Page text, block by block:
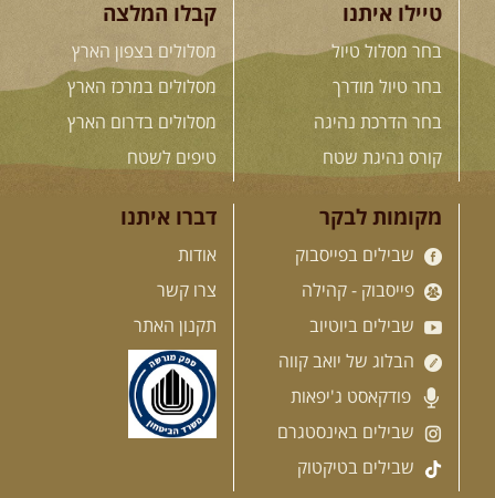
12-13.08.2026 רביעי-חמישי
בלדה בין כוכבים במכתש רמון-
בחרנו לילה מיוחד לטיול מיוחד!
השמיים יהיו נקיים, הכוכבים ...
[המשך]
14.08.2026 שישי- מעיינות
ואתגרים בצפון הרמה
מסלול חדש בצפון רמת הגולן בהובלת
[המשך]
15.08.2026 שבת- חדש! נופי
הגליל ונחל צלמון
נצא מצומת גולנו למסע שטח מרתק
בגליל. נבקר בקבר יתרו, ...
טיילו איתנו
בחר מסלול טיול
בחר טיול מודרך
בחר הדרכת נהיגה
קורס נהיגת שטח
קבלו המלצה
מסלולים בצפון הארץ
מסלולים במרכז הארץ
מסלולים בדרום הארץ
טיפים לשטח
מקומות לבקר
שבילים בפייסבוק
פייסבוק - קהילה
שבילים ביוטיוב
הבלוג של יואב קווה
פודקאסט ג'יפאות
שבילים באינסטגרם
שבילים בטיקטוק
דברו איתנו
אודות
צרו קשר
תקנון האתר